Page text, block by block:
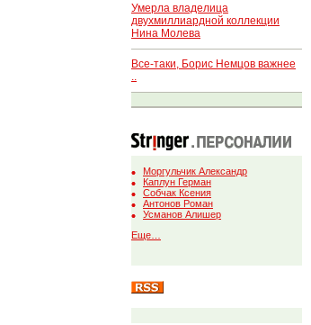
Умерла владелица
двухмиллиардной коллекции
Нина Молева
Все-таки, Борис Немцов важнее
..
Моргульчик Александр
Каплун Герман
Собчак Ксения
Антонов Роман
Усманов Алишер
Еще…